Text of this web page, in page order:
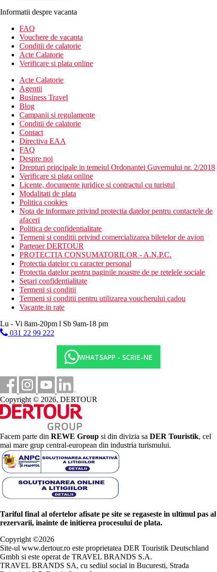
Informatii despre vacanta
FAQ
Vouchere de vacanta
Conditii de calatorie
Acte Calatorie
Verificare si plata online
Acte Calatorie
Agentii
Business Travel
Blog
Campanii si regulamente
Conditii de calatorie
Contact
Directiva EAA
FAQ
Despre noi
Drepturi principale in temeiul Ordonantei Guvernului nr. 2/2018
Verificare si plata online
Licente, documente juridice si contractul cu turistul
Modalitati de plata
Politica cookies
Nota de informare privind protectia datelor pentru contactele de
afaceri
Politica de confidentialitate
Termeni si conditii privind comercializarea biletelor de avion
Partener DERTOUR
PROTECTIA CONSUMATORILOR - A.N.P.C.
Protectia datelor cu caracter personal
Protectia datelor pentru paginile noastre de pe retelele sociale
Setari confidentialitate
Termeni si conditii
Termeni si conditii pentru utilizarea voucherului cadou
Vacante in rate
Lu - Vi 8am-20pm l Sb 9am-18 pm
031 22 99 222
WHATSAPP - SCRIE-NE
Copyright © 2026, DERTOUR
Facem parte din REWE Group si din divizia sa DER Touristik, cel
mai mare grup central-european din industria turismului.
Tariful final al ofertelor afisate pe site se regaseste in ultimul pas al
rezervarii, inainte de initierea procesului de plata.
Copyright ©2026
Site-ul www.dertour.ro este proprietatea DER Touristik Deutschland
Gmbh si este operat de TRAVEL BRANDS S.A.
TRAVEL BRANDS SA, cu sediul social in Bucuresti, Strada